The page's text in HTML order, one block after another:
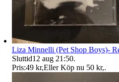
Liza Minnelli (Pet Shop Boys)-
Sluttid12 aug 21:50.
Pris:49 kr,Eller Köp nu 50 kr,.